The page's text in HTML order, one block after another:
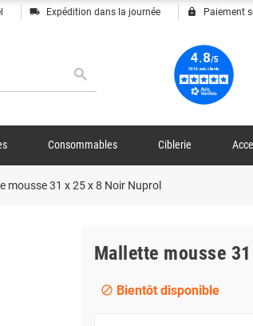
local_shipping Expédition dans la journée lock Paiement
search
Consommables Ciblerie
mousse 31 x 25 x 8 Noir Nuprol
Mallette mousse
block Bientôt disponible